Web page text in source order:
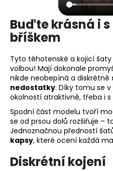
Buďte krásná i
bříškem
Tyto těhotenské a kojicí
volbou! Mají dokonale
nikde neobepíná a diskrétně
nedostatky. Díky tomu se
okolností atraktivně, třeba i
Spodní část modelu tvoří
se od prsou dolů rozšiřuje –
Jednoznačnou předností
kapsy, které ocení každá
Diskrétní kojení